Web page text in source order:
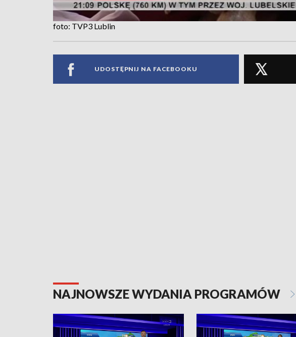
foto: TVP3 Lublin
UDOSTĘPNIJ NA FACEBOOKU
NAJNOWSZE WYDANIA PROGRAMÓW